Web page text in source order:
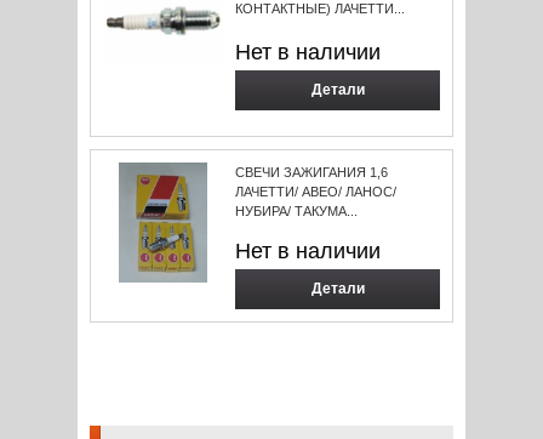
КОНТАКТНЫЕ) ЛАЧЕТТИ...
Нет в наличии
Детали
СВЕЧИ ЗАЖИГАНИЯ 1,6
ЛАЧЕТТИ/ АВЕО/ ЛАНОС/
НУБИРА/ ТАКУМА...
Нет в наличии
Детали